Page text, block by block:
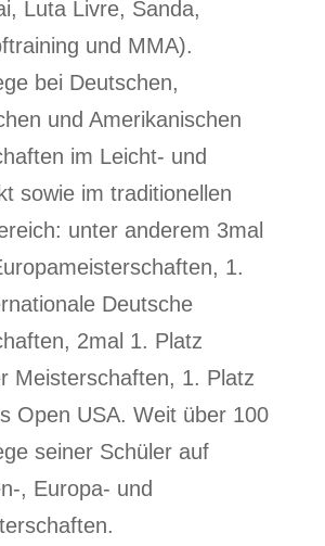
Luta Livre, Sanda,
und MMA).
bei Deutschen,
und Amerikanischen
im Leicht- und
sowie im traditionellen
unter anderem 3mal
1.
Deutsche
2mal 1. Platz
Meisterschaften, 1. Platz
Open USA. Weit über 100
seiner Schüler auf
, Europa- und